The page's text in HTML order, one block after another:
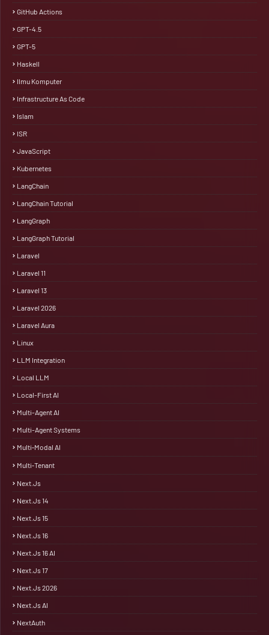
GitHub Actions
GPT-4.5
GPT-5
Haskell
Ilmu Komputer
Infrastructure As Code
Islam
ISR
JavaScript
Kubernetes
LangChain
LangChain Tutorial
LangGraph
LangGraph Tutorial
Laravel
Laravel 11
Laravel 13
Laravel 2026
Laravel Aura
Linux
LLM Integration
Local LLM
Local-First AI
Multi-Agent AI
Multi-Agent Systems
Multi‑Modal AI
Multi‑Tenant
Next.js
Next.js 14
Next.js 15
Next.js 16
Next.js 16 AI
Next.js 17
Next.js 2026
Next.js AI
NextAuth